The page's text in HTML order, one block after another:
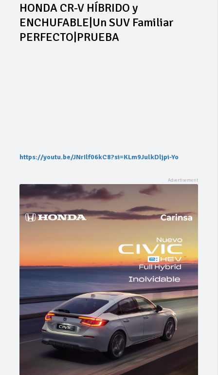
HONDA CR-V HÍBRIDO y
ENCHUFABLE|Un SUV Familiar
PERFECTO|PRUEBA
https://youtu.be/JNrIlf06kC8?si=KLm9JulkDljpi-Yo